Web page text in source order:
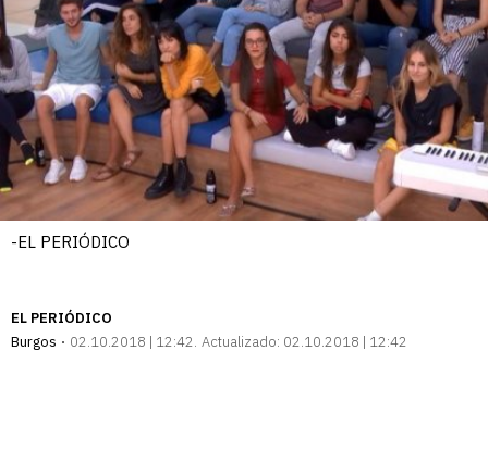
-EL PERIÓDICO
EL PERIÓDICO
Burgos
02.10.2018 | 12:42 Actualizado: 02.10.2018 | 12:42